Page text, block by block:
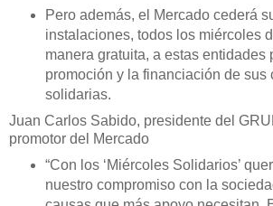
Pero además, el Mercado cederá
instalaciones, todos los miércoles
manera gratuita, a estas entidades
promoción y la financiación de sus
solidarias.
Juan Carlos Sabido, presidente del
promotor del Mercado
“Con los ‘Miércoles Solidarios’
nuestro compromiso con la